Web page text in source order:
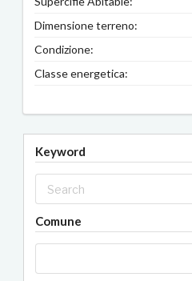
Dimensione terreno:
Condizione:
Classe energetica:
Keyword
Comune